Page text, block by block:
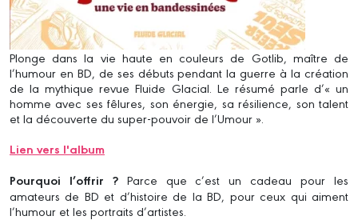
Plonge dans la vie haute en couleurs de Gotlib, maître de
l’humour en BD, de ses débuts pendant la guerre à la création
de la mythique revue Fluide Glacial. Le résumé parle d’« un
homme avec ses fêlures, son énergie, sa résilience, son talent
et la découverte du super-pouvoir de l’Umour ».
Lien vers l'album
Pourquoi l’offrir ?Parce que c’est un cadeau pour les
amateurs de BD et d’histoire de la BD, pour ceux qui aiment
l’humour et les portraits d’artistes.